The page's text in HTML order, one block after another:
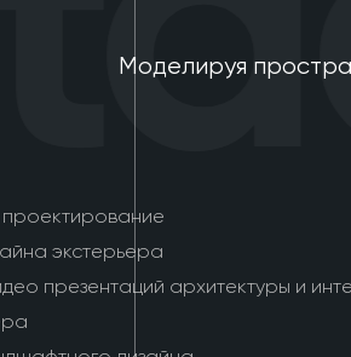
Моделируя
экстерьера
презентаций архитектуры и